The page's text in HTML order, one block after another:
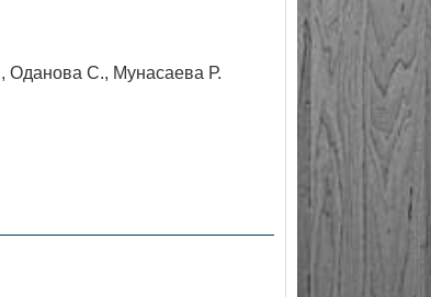
Оданова С., Мунасаева Р.